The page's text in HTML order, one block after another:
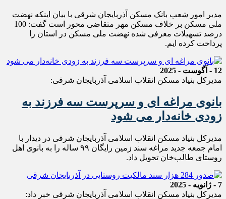
مدیر امور شعب بانک مسکن آذربایجان شرقی با بیان اینکه نهضت
ملی مسکن بر خلاف مسکن مهر متقاضی محور است گفت: 100
درصد تسهیلات معرفی شده نهضت ملی مسکن در استان را
پرداخت کرده ایم.
12 - آگوست - 2025
مدیرکل بنیاد مسکن انقلاب اسلامی آذربایجان شرقی:
بانوی مراغه ای و سرپرست سه فرزند به
زودی خانه‌دار می شود
مدیرکل بنیاد مسکن انقلاب اسلامی آذربایجان شرقی در دیدار با
امام جمعه جدید مراغه سند زمین رایگان ۹۹ ساله را به بانوی اهل
روستای طالب‌خان تحویل داد.
7 - ژانویه - 2025
مدیرکل بنیاد مسکن انقلاب اسلامی آذربایجان شرقی خبر داد: